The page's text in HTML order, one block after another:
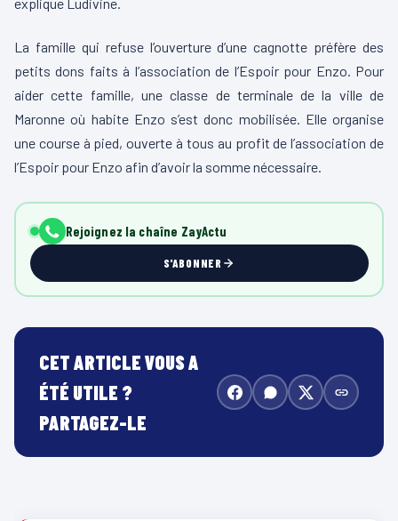
La famille qui refuse l’ouverture d’une cagnotte préfère des
petits dons faits à l’association de l’Espoir pour Enzo. Pour
aider cette famille, une classe de terminale de la ville de
Maronne où habite Enzo s’est donc mobilisée. Elle organise
une course à pied, ouverte à tous au profit de l’association de
l’Espoir pour Enzo afin d’avoir la somme nécessaire.
Rejoignez la chaîne ZayActu
S'ABONNER
CET ARTICLE VOUS A
ÉTÉ UTILE ?
PARTAGEZ-LE